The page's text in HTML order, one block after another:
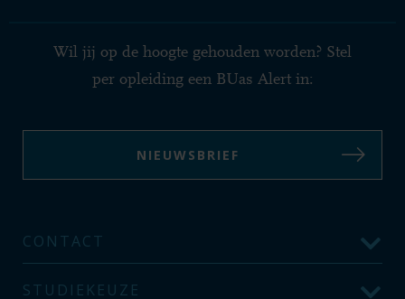
Wil jij op de hoogte gehouden worden? Stel
per opleiding een BUas Alert in:
NIEUWSBRIEF
CONTACT
STUDIEKEUZE